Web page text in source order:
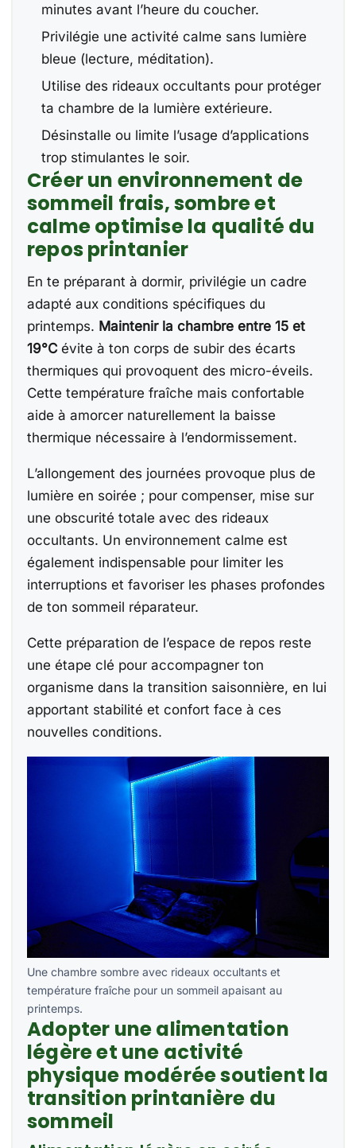
minutes avant l’heure du coucher.
Privilégie une activité calme sans lumière
bleue (lecture, méditation).
Utilise des rideaux occultants pour protéger
ta chambre de la lumière extérieure.
Désinstalle ou limite l’usage d’applications
trop stimulantes le soir.
Créer un environnement de
sommeil frais, sombre et
calme optimise la qualité du
repos printanier
En te préparant à dormir, privilégie un cadre
adapté aux conditions spécifiques du
printemps. Maintenir la chambre entre 15 et
19°C évite à ton corps de subir des écarts
thermiques qui provoquent des micro-éveils.
Cette température fraîche mais confortable
aide à amorcer naturellement la baisse
thermique nécessaire à l’endormissement.
L’allongement des journées provoque plus de
lumière en soirée ; pour compenser, mise sur
une obscurité totale avec des rideaux
occultants. Un environnement calme est
également indispensable pour limiter les
interruptions et favoriser les phases profondes
de ton sommeil réparateur.
Cette préparation de l’espace de repos reste
une étape clé pour accompagner ton
organisme dans la transition saisonnière, en lui
apportant stabilité et confort face à ces
nouvelles conditions.
Une chambre sombre avec rideaux occultants et
température fraîche pour un sommeil apaisant au
printemps.
Adopter une alimentation
légère et une activité
physique modérée soutient la
transition printanière du
sommeil